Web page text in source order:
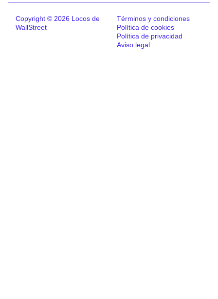
Copyright © 2026 Locos de
WallStreet
Términos y condiciones
Política de cookies
Política de privacidad
Aviso legal